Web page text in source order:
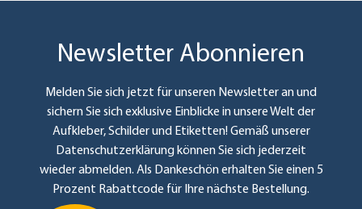
Newsletter Abonnieren
Melden Sie sich jetzt für unseren Newsletter an und
sichern Sie sich exklusive Einblicke in unsere Welt der
Aufkleber, Schilder und Etiketten! Gemäß unserer
Datenschutzerklärung können Sie sich jederzeit
wieder abmelden. Als Dankeschön erhalten Sie einen 5
Prozent Rabattcode für Ihre nächste Bestellung.